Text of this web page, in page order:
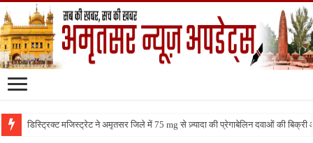
डिस्ट्रिक्ट मजिस्ट्रेट ने अमृतसर जिले में 75 mg से ज़्यादा की प्रेगाबेलिन दवाओं की